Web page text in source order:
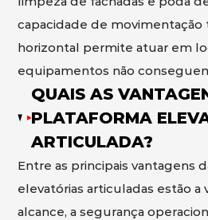
capacidade de
horizontal permite atuar em
equipamentos não
QUAIS AS
PLATAFORMA
ARTICULADA?
Entre as principais vantagens
elevatórias articuladas estão a
alcance, a segurança